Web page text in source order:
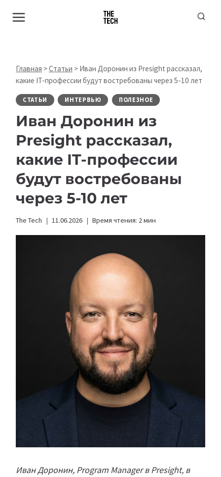
Главная >Статьи > Иван Доронин из Presight рассказал,
какие IT-профессии будут востребованы через 5-10 лет
СТАТЬИ ИНТЕРВЬЮ ПОЛЕЗНОЕ
Иван Доронин из
Presight рассказал,
какие IT-профессии
будут востребованы
через 5-10 лет
The Tech 11.06.2026 Время чтения: 2мин
Иван Доронин, Program Manager в Presight, в